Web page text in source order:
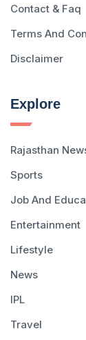
Contact & Faq
Terms And
Disclaimer
Explore
Rajasthan
Sports
Job And
Entertainment
Lifestyle
News
IPL
Travel